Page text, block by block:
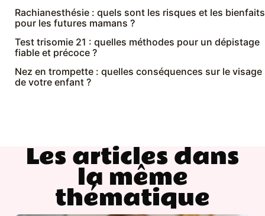
Rachianesthésie : quels sont les risques et les bienfaits
pour les futures mamans ?
Test trisomie 21 : quelles méthodes pour un dépistage
fiable et précoce ?
Nez en trompette : quelles conséquences sur le visage
de votre enfant ?
Les articles dans
la même
thématique